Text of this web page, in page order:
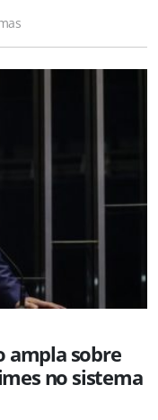
ampla sobre
no sistema